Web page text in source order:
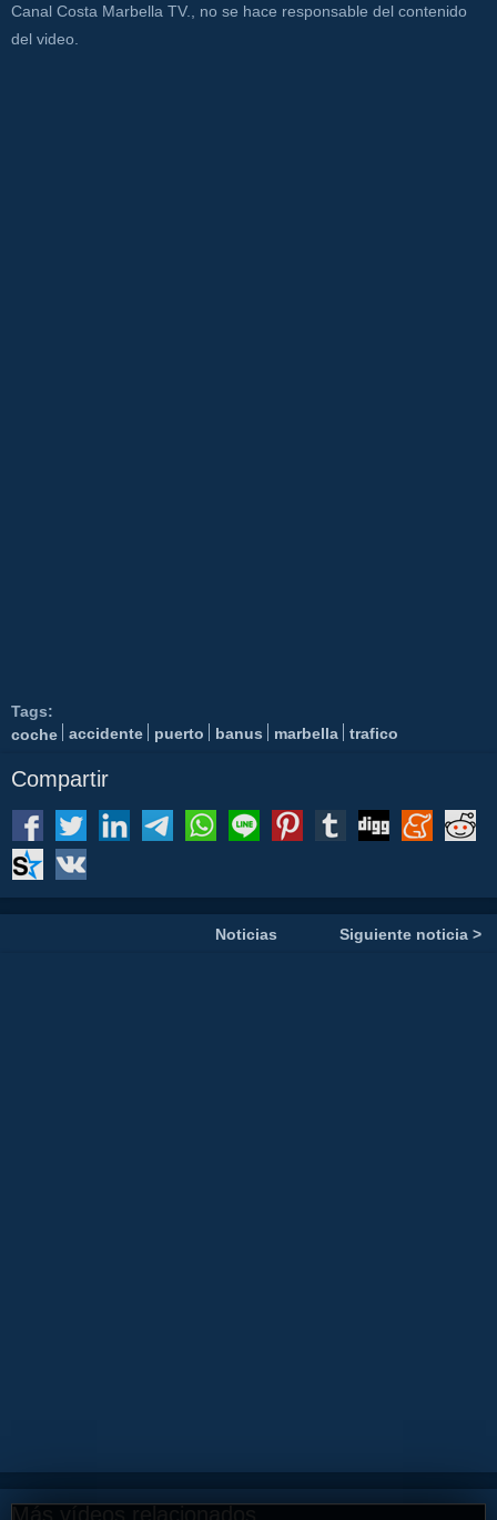
Canal Costa Marbella TV., no se hace responsable del contenido
del video.
Tags:
coche
accidente puerto banus marbella trafico
Compartir
Noticias Siguiente noticia >